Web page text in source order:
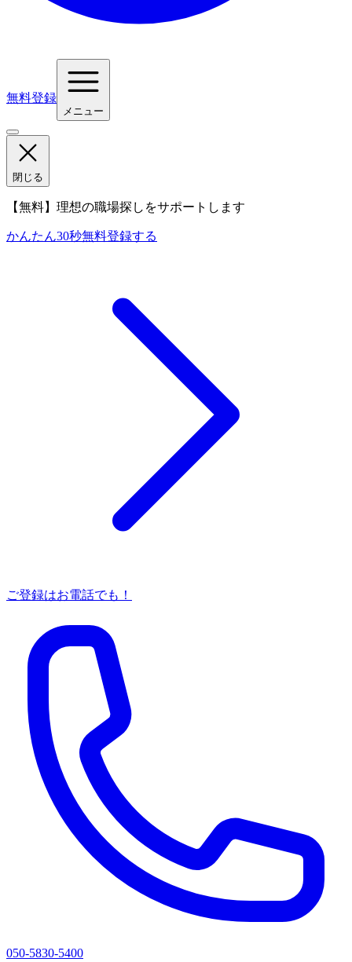
無料登録
メニュー
閉じる
【無料】理想の職場探しをサポートします
かんたん30秒無料登録する
ご登録はお電話でも！
050-5830-5400